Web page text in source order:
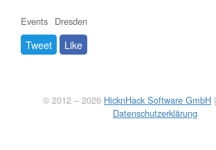
Events Dresden
Tweet Like
© 2012 – 2026 HicknHack Software GmbH |
Datenschutzerklärung